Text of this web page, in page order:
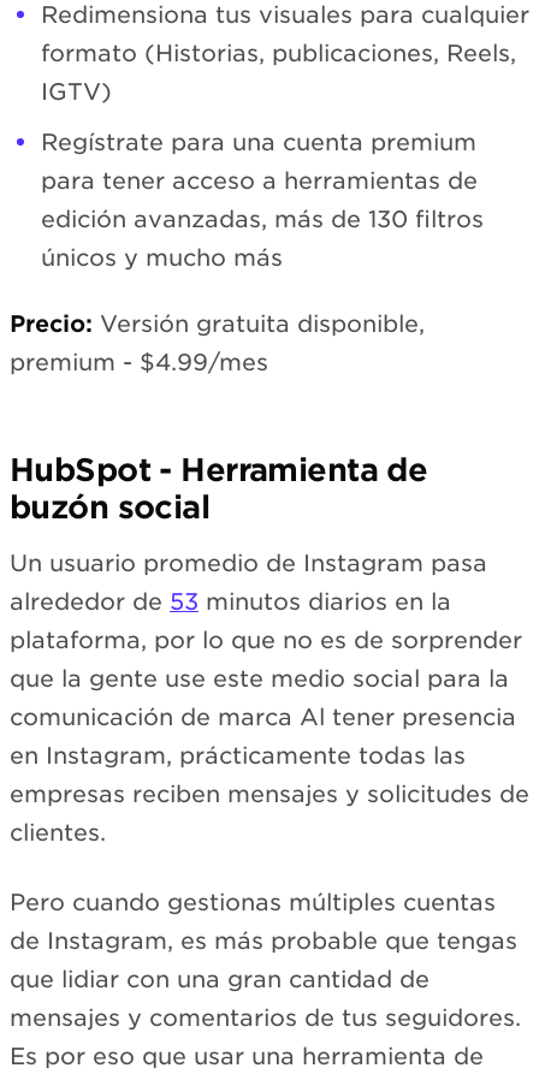
Redimensiona tus visuales para cualquier
formato (Historias, publicaciones, Reels,
IGTV)
Regístrate para una cuenta premium
para tener acceso a herramientas de
edición avanzadas, más de 130 filtros
únicos y mucho más
Precio: Versión gratuita disponible,
premium - $4.99/mes
HubSpot - Herramienta de
buzón social
Un usuario promedio de Instagram pasa
alrededor de 53 minutos diarios en la
plataforma, por lo que no es de sorprender
que la gente use este medio social para la
comunicación de marca Al tener presencia
en Instagram, prácticamente todas las
empresas reciben mensajes y solicitudes de
clientes.
Pero cuando gestionas múltiples cuentas
de Instagram, es más probable que tengas
que lidiar con una gran cantidad de
mensajes y comentarios de tus seguidores.
Es por eso que usar una herramienta de